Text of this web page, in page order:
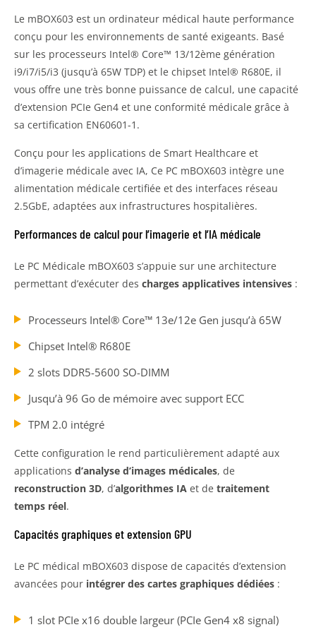
Le mBOX603 est un ordinateur médical haute performance
conçu pour les environnements de santé exigeants. Basé
sur les processeurs Intel® Core™ 13/12ème génération
i9/i7/i5/i3 (jusqu’à 65W TDP) et le chipset Intel® R680E, il
vous offre une très bonne puissance de calcul, une capacité
d’extension PCIe Gen4 et une conformité médicale grâce à
sa certification EN60601-1.
Conçu pour les applications de Smart Healthcare et
d’imagerie médicale avec IA, Ce PC mBOX603 intègre une
alimentation médicale certifiée et des interfaces réseau
2.5GbE, adaptées aux infrastructures hospitalières.
Performances de calcul pour l’imagerie et l’IA médicale
Le PC Médicale mBOX603 s’appuie sur une architecture
permettant d’exécuter des charges applicatives intensives :
Processeurs Intel® Core™ 13e/12e Gen jusqu’à 65W
Chipset Intel® R680E
2 slots DDR5-5600 SO-DIMM
Jusqu’à 96 Go de mémoire avec support ECC
TPM 2.0 intégré
Cette configuration le rend particulièrement adapté aux
applications d’analyse d’images médicales, de
reconstruction 3D, d’algorithmes IA et de traitement
temps réel.
Capacités graphiques et extension GPU
Le PC médical mBOX603 dispose de capacités d’extension
avancées pour intégrer des cartes graphiques dédiées :
1 slot PCIe x16 double largeur (PCIe Gen4 x8 signal)